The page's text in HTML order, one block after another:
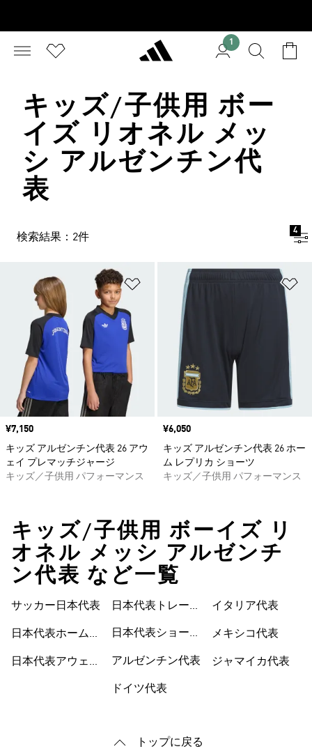
1
キッズ/子供用 ボー
イズ リオネル メッ
シ アルゼンチン代
表
検索結果：2件
4
ほしいものリストに追加
価格
¥7,150
キッズ アルゼンチン代表 26 アウ
ェイ プレマッチジャージ
キッズ／子供用 パフォーマンス
価格
¥6,050
キッズ アルゼンチン代表 26 ホー
ム レプリカ ショーツ
キッズ／子供用 パフォーマンス
キッズ/子供用 ボーイズ リ
オネル メッシ アルゼンチ
ン代表 など一覧
サッカー日本代表
日本代表ホームユ
日本代表アウェイ
日本代表トレーニ
日本代表ショート
アルゼンチン代表
ドイツ代表
イタリア代表
メキシコ代表
ジャマイカ代表
トップに戻る